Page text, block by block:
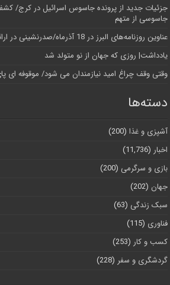
جزئیات جدید از پرونده جاسوس اسرائیل در کرج/‌
جاسوسی از متهم
عناوین روزنامه‌های البرز در ‌18 آذرماه/صدرنشینی در ارائه خدمات زایمان بی‌درد
یادداشت| روزی که جهان از نو متولد شد
وقتی وقف چراغ امید نیازمندان می شود/ موقوفه ای
دسته‌ها
آشپزی و غذا (200)
اخبار (11,736)
بازی و سرگرمی (200)
جهان (202)
سبک زندگی (63)
فناوری (115)
کسب و کار (253)
گردشگری و سفر (228)